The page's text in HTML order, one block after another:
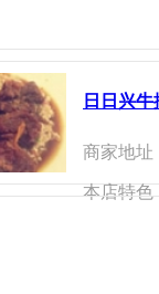
日日兴牛
商家地址
本店特色